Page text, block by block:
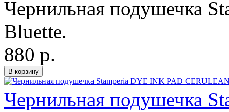
Чернильная подушечка
Bluette.
880 р.
Чернильная подушечка